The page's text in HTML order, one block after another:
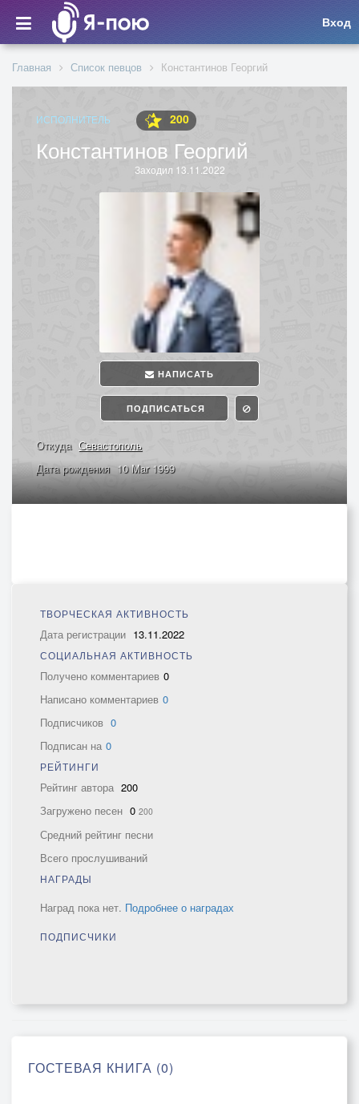
Вход
Главная Список певцов Константинов Георгий
ИСПОЛНИТЕЛЬ 200
Константинов Георгий
Заходил 13.11.2022
НАПИСАТЬ
ПОДПИСАТЬСЯ
Откуда Севастополь
Дата рождения 10 Mar 1999
ТВОРЧЕСКАЯ АКТИВНОСТЬ
Дата регистрации 13.11.2022
СОЦИАЛЬНАЯ АКТИВНОСТЬ
Получено комментариев 0
Написано комментариев 0
Подписчиков 0
Подписан на 0
РЕЙТИНГИ
Рейтинг автора 200
Загружено песен 0 200
Средний рейтинг песни
Всего прослушиваний
НАГРАДЫ
Наград пока нет. Подробнее о наградах
ПОДПИСЧИКИ
ГОСТЕВАЯ КНИГА (0)